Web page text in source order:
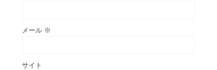
メール ※
サイト